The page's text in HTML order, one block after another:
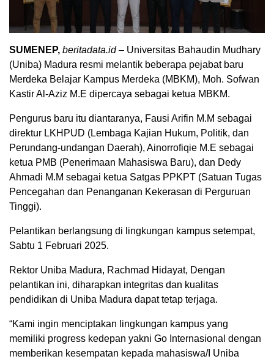
SUMENEP, beritadata.id– Universitas Bahaudin Mudhary
(Uniba) Madura resmi melantik beberapa pejabat baru
Merdeka Belajar Kampus Merdeka (MBKM), Moh. Sofwan
Kastir Al-Aziz M.E dipercaya sebagai ketua MBKM.
Pengurus baru itu diantaranya, Fausi Arifin M.M sebagai
direktur LKHPUD (Lembaga Kajian Hukum, Politik, dan
Perundang-undangan Daerah), Ainorrofiqie M.E sebagai
ketua PMB (Penerimaan Mahasiswa Baru), dan Dedy
Ahmadi M.M sebagai ketua Satgas PPKPT (Satuan Tugas
Pencegahan dan Penanganan Kekerasan di Perguruan
Tinggi).
Pelantikan berlangsung di lingkungan kampus setempat,
Sabtu 1 Februari 2025.
Rektor Uniba Madura, Rachmad Hidayat, Dengan
pelantikan ini, diharapkan integritas dan kualitas
pendidikan di Uniba Madura dapat tetap terjaga.
“Kami ingin menciptakan lingkungan kampus yang
memiliki progress kedepan yakni Go Internasional dengan
memberikan kesempatan kepada mahasiswa/I Uniba